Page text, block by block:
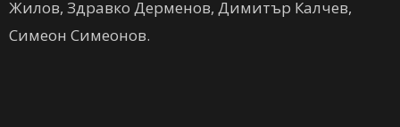
Жилов, Здравко Дерменов, Димитър Калчев,
Симеон Симеонов.